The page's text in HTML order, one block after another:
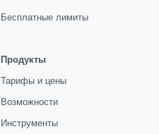
Бесплатные лимиты
Продукты
Тарифы и цены
Возможности
Инструменты